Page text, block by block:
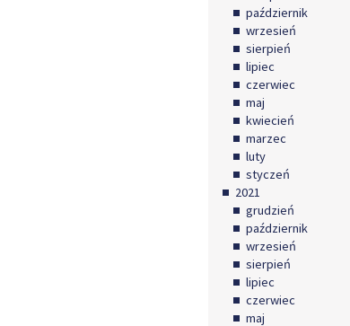
październik
wrzesień
sierpień
lipiec
czerwiec
maj
kwiecień
marzec
luty
styczeń
2021
grudzień
październik
wrzesień
sierpień
lipiec
czerwiec
maj